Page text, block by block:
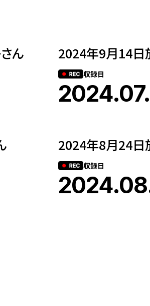
ん 2024年9月14日
収録日
2024年8月24日
収録日